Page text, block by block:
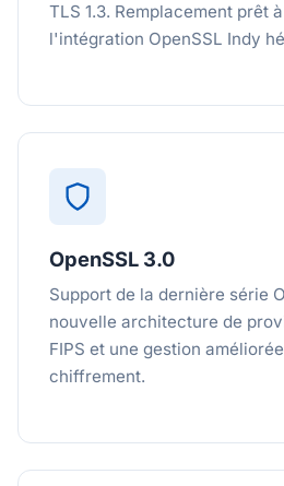
TLS 1.3. Remplacement prêt
l'intégration OpenSSL Indy
OpenSSL 3.0
Support de la dernière série
nouvelle architecture de
FIPS et une gestion
chiffrement.